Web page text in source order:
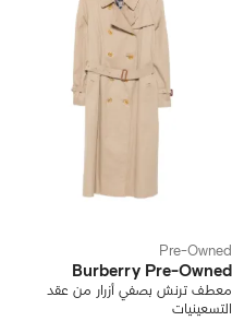
Pre-Owned
Burberry Pre-Owned
معطف ترنش بصفي أزرار من عقد
التسعينيات